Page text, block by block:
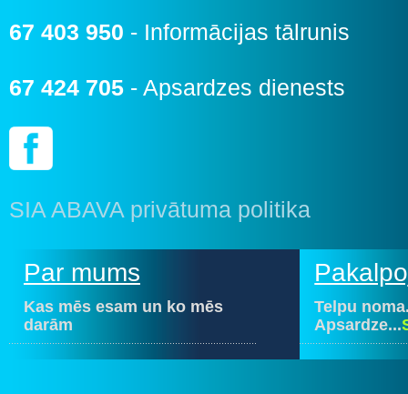
67 403 950 - Informācijas tālrunis
67 424 705 - Apsardzes dienests
SIA ABAVA privātuma politika
Par mums
Kas mēs esam un ko mēs
darām
Telpu
Apsardze...